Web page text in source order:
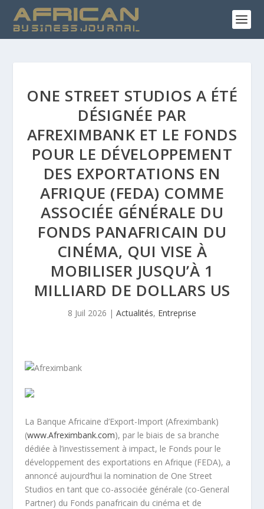
ONE STREET STUDIOS A ÉTÉ
DÉSIGNÉE PAR
AFREXIMBANK ET LE FONDS
POUR LE DÉVELOPPEMENT
DES EXPORTATIONS EN
AFRIQUE (FEDA) COMME
ASSOCIÉE GÉNÉRALE DU
FONDS PANAFRICAIN DU
CINÉMA, QUI VISE À
MOBILISER JUSQU’À 1
MILLIARD DE DOLLARS US
8 Juil 2026 | Actualités, Entreprise
La Banque Africaine d’Export-Import (Afreximbank)
(www.Afreximbank.com), par le biais de sa branche
dédiée à l’investissement à impact, le Fonds pour le
développement des exportations en Afrique (FEDA), a
annoncé aujourd’hui la nomination de One Street
Studios en tant que co-associée générale (co-General
Partner) du Fonds panafricain du cinéma et de